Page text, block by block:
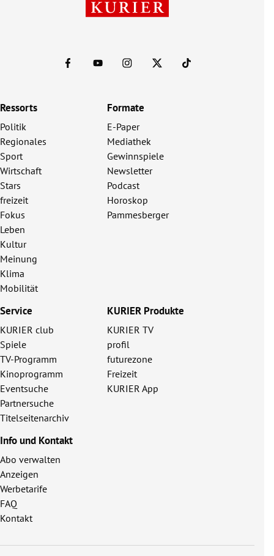
Ressorts
Politik
Regionales
Sport
Wirtschaft
Stars
freizeit
Fokus
Leben
Kultur
Meinung
Klima
Mobilität
Formate
E-Paper
Mediathek
Gewinnspiele
Newsletter
Podcast
Horoskop
Pammesberger
Service
KURIER club
Spiele
TV-Programm
Kinoprogramm
Eventsuche
Partnersuche
Titelseitenarchiv
KURIER Produkte
KURIER TV
profil
futurezone
Freizeit
KURIER App
Info und Kontakt
Abo verwalten
Anzeigen
Werbetarife
FAQ
Kontakt